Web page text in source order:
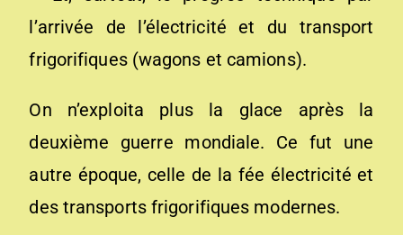
l’arrivée de l’électricité et du transport
frigorifiques (wagons et camions).
On n’exploita plus la glace après la
deuxième guerre mondiale. Ce fut une
autre époque, celle de la fée électricité et
des transports frigorifiques modernes.